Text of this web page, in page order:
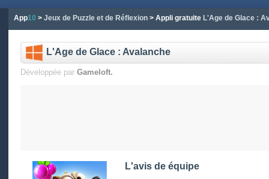
App10 > Jeux de Puzzle et de Réflexion > Appli gratuite L'Age de Glace :
L'Age de Glace : Avalanche
Développée par Gameloft.
L'avis de équipe